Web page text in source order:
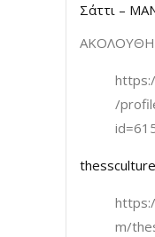
Σάττι –
/
m/